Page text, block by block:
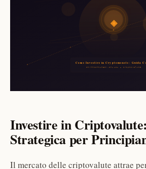
Investire in
Strategica per
Il mercato delle criptovalute attrae